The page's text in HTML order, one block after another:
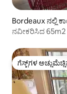
Bordeaux ನಲ್ಲಿ
ನವೀಕರಿಸಿದ 65m2
ಗೆಸ್ಟ್‌ಗಳ
ಗೆಸ್ಟ್‌ಗಳ